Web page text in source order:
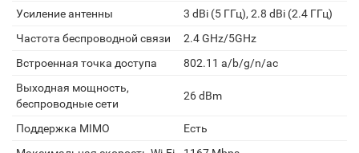
Усиление антенны
3 dBi (5 ГГц), 2.8 dBi (2.4 ГГц)
Частота беспроводной связи
2.4 GHz/5GHz
Встроенная точка доступа
802.11 a/b/g/n/ас
Выходная мощность,
беспроводные сети
26 dBm
Поддержка MIMO
Есть